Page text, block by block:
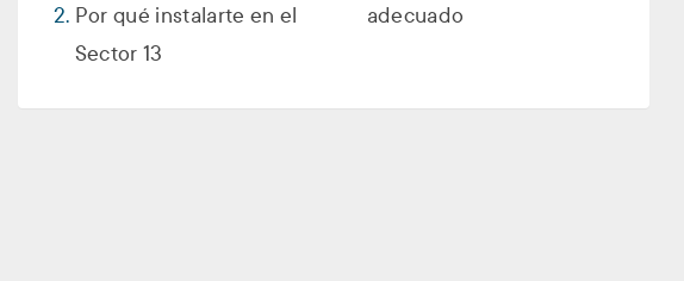
Por qué instalarte en el
Sector 13
adecuado